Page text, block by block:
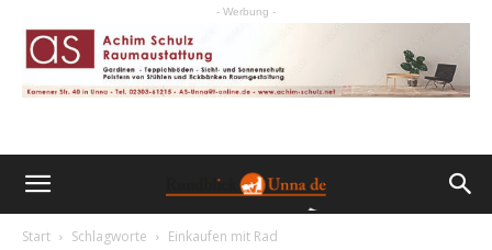
- Werbung -
Start Schlagworte Einkaufen mit Rad